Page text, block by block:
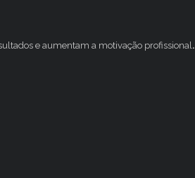
e aumentam a motivação profissional.